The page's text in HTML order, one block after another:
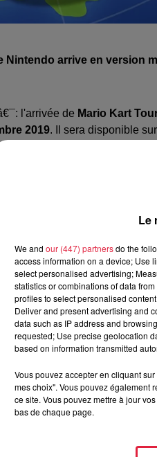
arrive en version
l'arrivée de Mario Kart
2019. Il sera disponible
Run. Ca ne sera pas le
connaît sur consolesâ€¯ :
ou bizarre de manipuler
de façon automatique. Il
, mais si vous souhaitez
Modifié : 10 mai 2021 à
Le
We and our (447) partnersdo the
access information on a device; Use
select personalised advertising;
statistics or combinations of data
profiles to select personalised
Deliver and present advertising and
data such as IP address and
requested; Use precise geolocation
based on information transmitted
Vous pouvez accepter en cliquant
mes choix". Vous pouvez également
ce site. Vous pouvez mettre à jour
bas de chaque page.